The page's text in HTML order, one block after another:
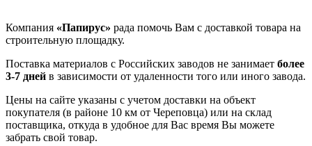
Компания «Папирус» рада помочь Вам с доставкой товара на
строительную площадку.
Поставка материалов с Российских заводов не занимает более
3-7 дней в зависимости от удаленности того или иного завода.
Цены на сайте указаны с учетом доставки на объект
покупателя (в районе 10 км от Череповца) или на склад
поставщика, откуда в удобное для Вас время Вы можете
забрать свой товар.